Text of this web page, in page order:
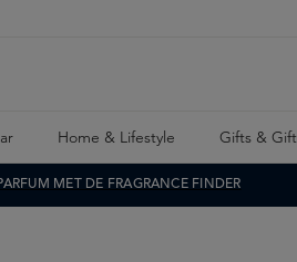
Home & Lifestyle Gifts &
MET DE FRAGRANCE FINDER